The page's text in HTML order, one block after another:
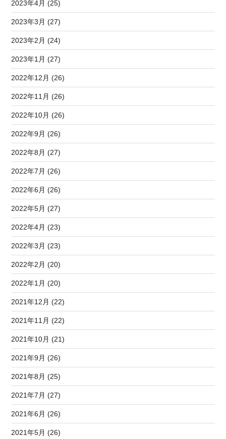
2023年4月 (25)
2023年3月 (27)
2023年2月 (24)
2023年1月 (27)
2022年12月 (26)
2022年11月 (26)
2022年10月 (26)
2022年9月 (26)
2022年8月 (27)
2022年7月 (26)
2022年6月 (26)
2022年5月 (27)
2022年4月 (23)
2022年3月 (23)
2022年2月 (20)
2022年1月 (20)
2021年12月 (22)
2021年11月 (22)
2021年10月 (21)
2021年9月 (26)
2021年8月 (25)
2021年7月 (27)
2021年6月 (26)
2021年5月 (26)